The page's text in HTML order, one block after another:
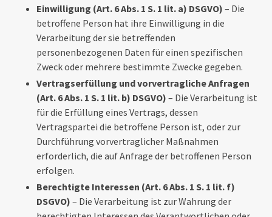
Einwilligung (Art. 6 Abs. 1 S. 1 lit. a) DSGVO) – Die
betroffene Person hat ihre Einwilligung in die
Verarbeitung der sie betreffenden
personenbezogenen Daten für einen spezifischen
Zweck oder mehrere bestimmte Zwecke gegeben.
Vertragserfüllung und vorvertragliche Anfragen
(Art. 6 Abs. 1 S. 1 lit. b) DSGVO) – Die Verarbeitung ist
für die Erfüllung eines Vertrags, dessen
Vertragspartei die betroffene Person ist, oder zur
Durchführung vorvertraglicher Maßnahmen
erforderlich, die auf Anfrage der betroffenen Person
erfolgen.
Berechtigte Interessen (Art. 6 Abs. 1 S. 1 lit. f)
DSGVO) – Die Verarbeitung ist zur Wahrung der